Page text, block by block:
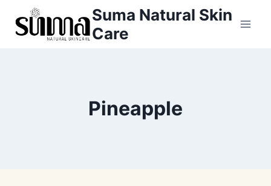
Suma Natural Skin
Care
Pineapple